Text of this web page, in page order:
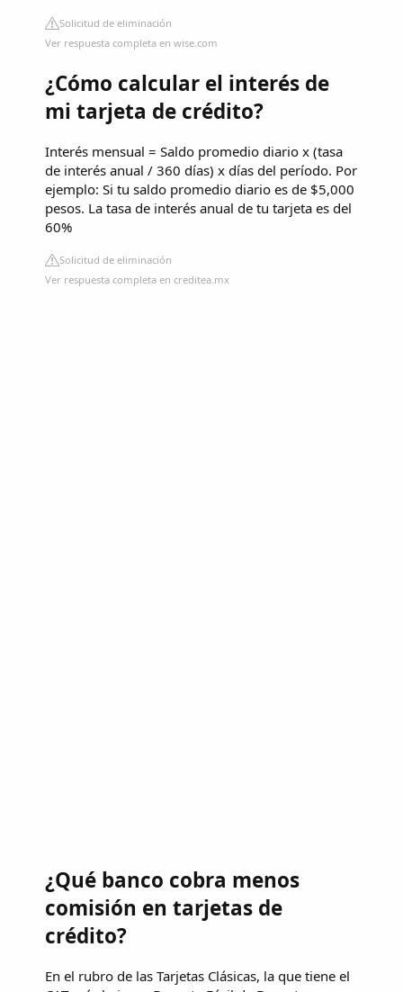
Solicitud de eliminación
Ver respuesta completa en wise.com
¿Cómo calcular el interés de
mi tarjeta de crédito?
Interés mensual = Saldo promedio diario x (tasa
de interés anual / 360 días) x días del período. Por
ejemplo: Si tu saldo promedio diario es de $5,000
pesos. La tasa de interés anual de tu tarjeta es del
60%
Solicitud de eliminación
Ver respuesta completa en creditea.mx
¿Qué banco cobra menos
comisión en tarjetas de
crédito?
En el rubro de las Tarjetas Clásicas, la que tiene el